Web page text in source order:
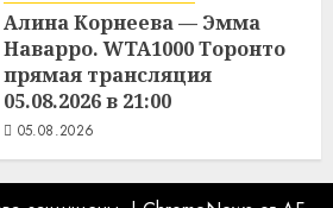
Алина Корнеева — Эмма
Наварро. WTA1000 Торонто
прямая трансляция
05.08.2026 в 21:00
05.08.2026